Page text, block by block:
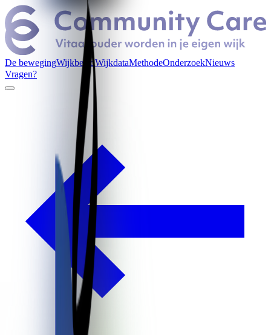
De bewegingWijkbeeldWijkdataMethodeOnderzoekNieuws
Vragen?